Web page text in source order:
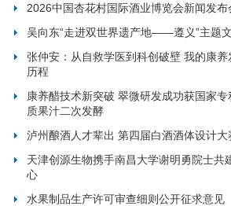
2026中国杏花村国际酒业博览会新闻发
吴向东“走进双世界遗产地——遵义”主题
张仲安：从自救学医到科创破壁 我的康
历程
康养醋技术新突破 翠微研发成功获国家
质果汁二次发酵
泸州酿酒人才辈出 第四届白酒酒体设计
天津创源生物携手南昌大学谢明勇院士共
心
水果制品生产许可审查细则公开征求意见